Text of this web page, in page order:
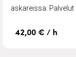
askareissa.
42,00 € / h